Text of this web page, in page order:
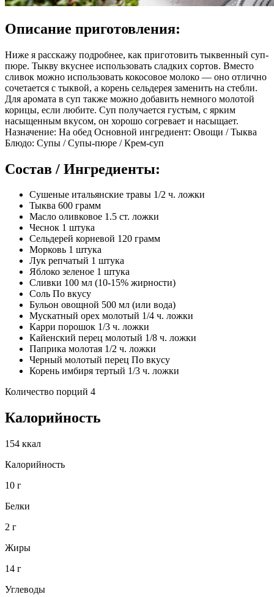
Описание приготовления:
Ниже я расскажу подробнее, как приготовить тыквенный суп-
пюре. Тыкву вкуснее использовать сладких сортов. Вместо
сливок можно использовать кокосовое молоко — оно отлично
сочетается с тыквой, а корень сельдерея заменить на стебли.
Для аромата в суп также можно добавить немного молотой
корицы, если любите. Суп получается густым, с ярким
насыщенным вкусом, он хорошо согревает и насыщает.
Назначение: На обед Основной ингредиент: Овощи / Тыква
Блюдо: Супы / Супы-пюре / Крем-суп
Состав / Ингредиенты:
Сушеные итальянские травы 1/2 ч. ложки
Тыква 600 грамм
Масло оливковое 1.5 ст. ложки
Чеснок 1 штука
Сельдерей корневой 120 грамм
Морковь 1 штука
Лук репчатый 1 штука
Яблоко зеленое 1 штука
Сливки 100 мл (10-15% жирности)
Соль По вкусу
Бульон овощной 500 мл (или вода)
Мускатный орех молотый 1/4 ч. ложки
Карри порошок 1/3 ч. ложки
Кайенский перец молотый 1/8 ч. ложки
Паприка молотая 1/2 ч. ложки
Черный молотый перец По вкусу
Корень имбиря тертый 1/3 ч. ложки
Количество порций 4
Калорийность
154 ккал
Калорийность
10 г
Белки
2 г
Жиры
14 г
Углеводы